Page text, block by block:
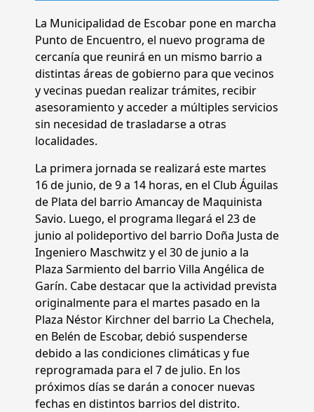
La Municipalidad de Escobar pone en marcha
Punto de Encuentro, el nuevo programa de
cercanía que reunirá en un mismo barrio a
distintas áreas de gobierno para que vecinos
y vecinas puedan realizar trámites, recibir
asesoramiento y acceder a múltiples servicios
sin necesidad de trasladarse a otras
localidades.
La primera jornada se realizará este martes
16 de junio, de 9 a 14 horas, en el Club Águilas
de Plata del barrio Amancay de Maquinista
Savio. Luego, el programa llegará el 23 de
junio al polideportivo del barrio Doña Justa de
Ingeniero Maschwitz y el 30 de junio a la
Plaza Sarmiento del barrio Villa Angélica de
Garín. Cabe destacar que la actividad prevista
originalmente para el martes pasado en la
Plaza Néstor Kirchner del barrio La Chechela,
en Belén de Escobar, debió suspenderse
debido a las condiciones climáticas y fue
reprogramada para el 7 de julio. En los
próximos días se darán a conocer nuevas
fechas en distintos barrios del distrito.